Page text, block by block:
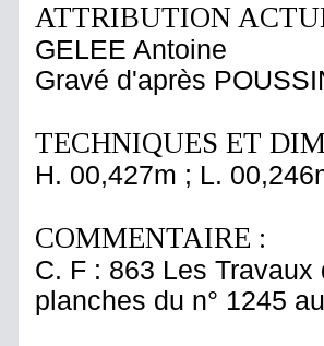
ATTRIBUTION
GELEE Antoine
Gravé d'après
TECHNIQUES ET
H. 00,427m ; L.
COMMENTAIRE :
C. F : 863 Les
planches du n° 1245